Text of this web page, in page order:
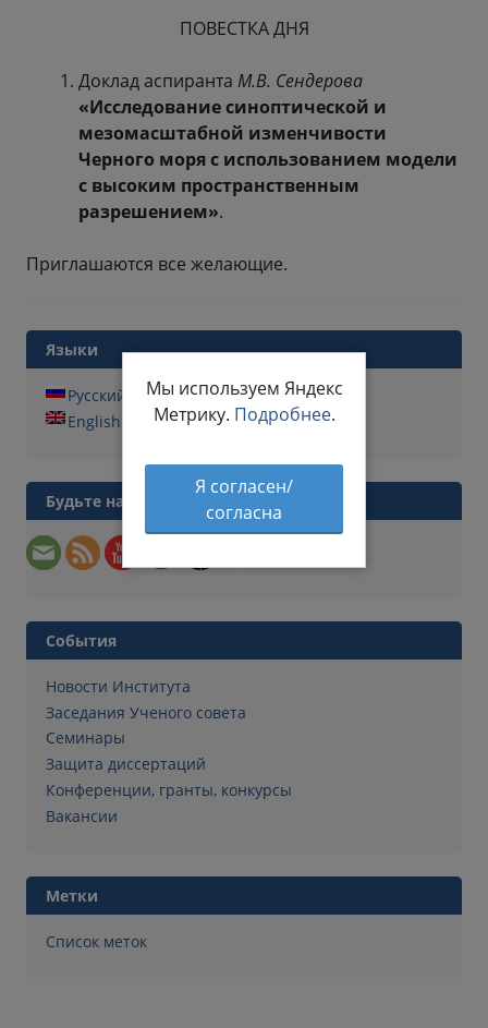
ПОВЕСТКА ДНЯ
Доклад аспиранта М.В. Сендерова
«Исследование синоптической и
мезомасштабной изменчивости
Черного моря с использованием модели
с высоким пространственным
разрешением».
Приглашаются все желающие.
Языки
Русский
English
Будьте на связи
События
Новости Института
Заседания Ученого совета
Семинары
Защита диссертаций
Конференции, гранты, конкурсы
Вакансии
Метки
Список меток
Мы используем Яндекс
Метрику. Подробнее.
Я согласен/
согласна